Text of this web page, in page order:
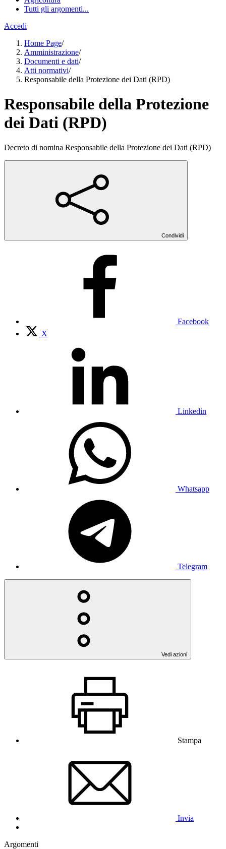
Tutti gli argomenti...
Accedi
Home Page/
Amministrazione/
Documenti e dati/
Atti normativi/
Responsabile della Protezione dei Dati (RPD)
Responsabile della Protezione
dei Dati (RPD)
Decreto di nomina Responsabile della Protezione dei Dati (RPD)
Condividi
Facebook
X
Linkedin
Whatsapp
Telegram
Vedi azioni
Stampa
Invia
Argomenti